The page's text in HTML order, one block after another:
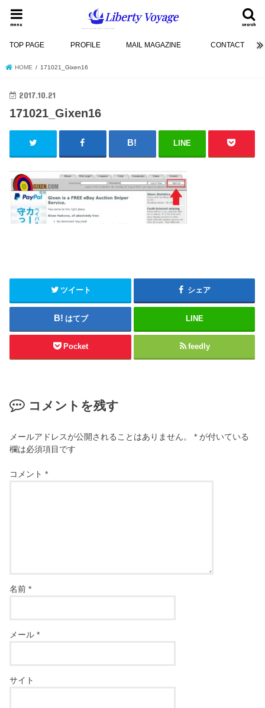
search
menu
TOP PAGE PROFILE MAIL MAGAZINE CONTACT
HOME 171021_Gixen16
2017.10.21
171021_Gixen16
LINE
ツイート シェア
はてブ LINE
Pocket feedly
コメントを残す
メールアドレスが公開されることはありません。 * が付いている
欄は必須項目です
コメント*
名前*
メール*
サイト